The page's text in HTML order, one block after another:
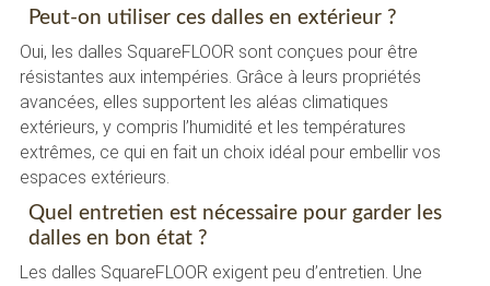
Peut-on utiliser ces dalles en extérieur ?
Oui, les dalles SquareFLOOR sont conçues pour être
résistantes aux intempéries. Grâce à leurs propriétés
avancées, elles supportent les aléas climatiques
extérieurs, y compris l’humidité et les températures
extrêmes, ce qui en fait un choix idéal pour embellir vos
espaces extérieurs.
Quel entretien est nécessaire pour garder les
dalles en bon état ?
Les dalles SquareFLOOR exigent peu d’entretien. Une